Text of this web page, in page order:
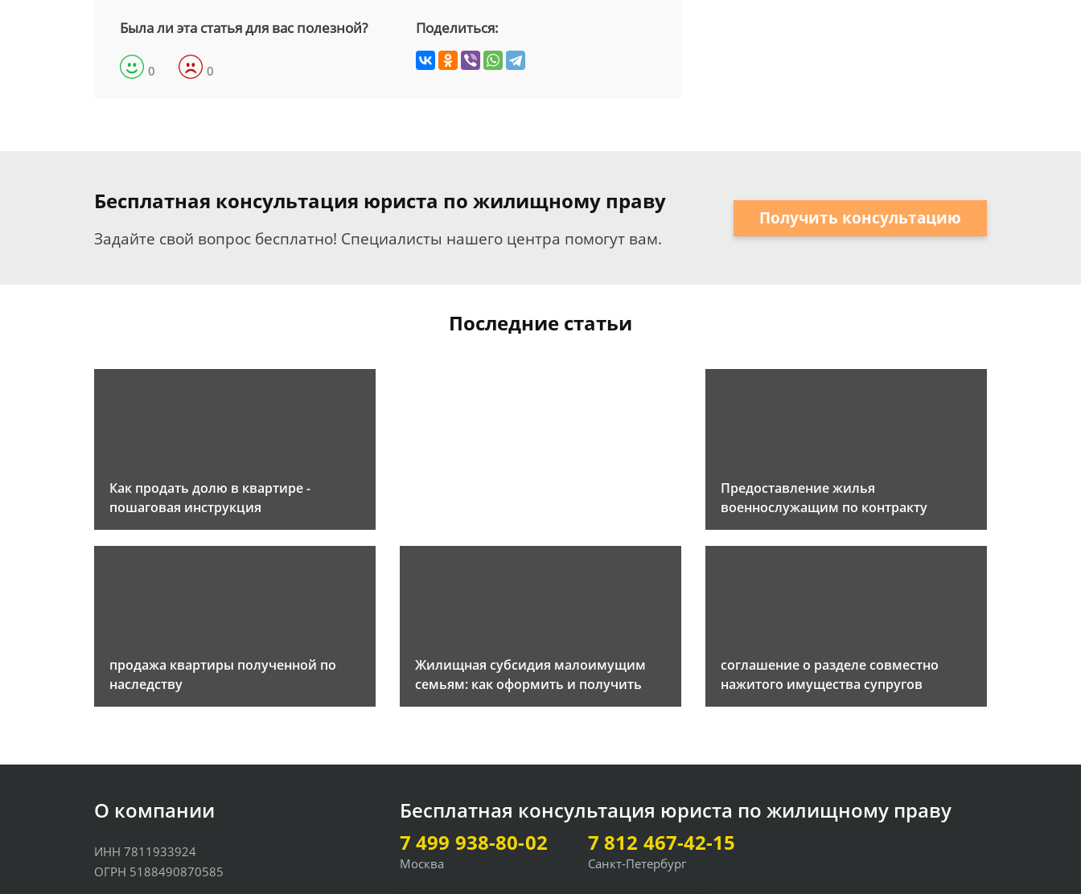
Была ли эта статья для вас полезной?
0 0
Поделиться:
Бесплатная консультация юриста по жилищному праву
Задайте свой вопрос бесплатно! Специалисты нашего центра помогут вам.
Получить консультацию
Последние статьи
Как продать долю в квартире -
пошаговая инструкция
Предоставление жилья
военнослужащим по контракту
продажа квартиры полученной по
наследству
Жилищная субсидия малоимущим
семьям: как оформить и получить
соглашение о разделе совместно
нажитого имущества супругов
О компании
ИНН 7811933924
ОГРН 5188490870585
Бесплатная консультация юриста по жилищному праву
7 499 938-80-02
Москва
7 812 467-42-15
Санкт-Петербург